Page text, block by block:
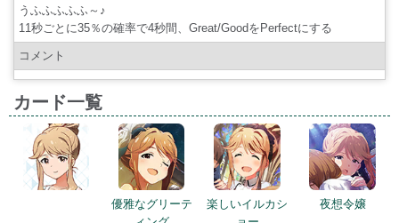
うふふふふふ～♪
11秒ごとに35％の確率で4秒間、Great/GoodをPerfectにする
コメント
カード一覧
優雅なグリーテ
楽しいイルカシ
夜想令嬢